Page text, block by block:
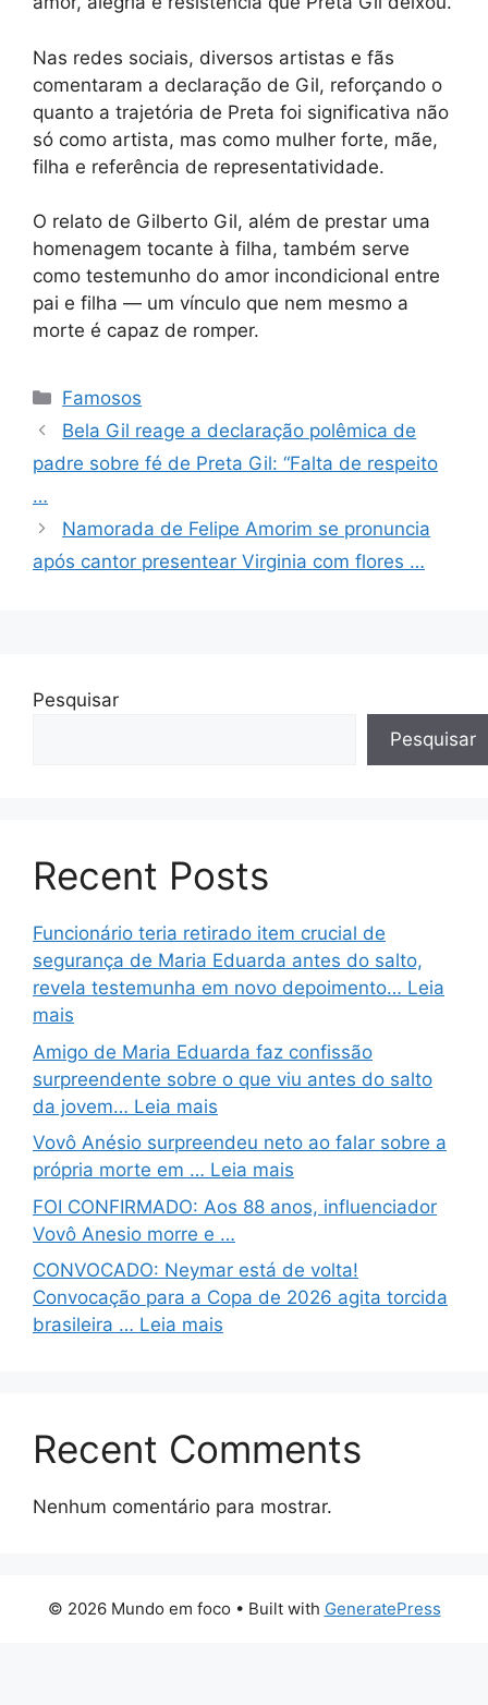
Nas redes sociais, diversos artistas e fãs
comentaram a declaração de Gil, reforçando o
quanto a trajetória de Preta foi significativa não
só como artista, mas como mulher forte, mãe,
filha e referência de representatividade.
O relato de Gilberto Gil, além de prestar uma
homenagem tocante à filha, também serve
como testemunho do amor incondicional entre
pai e filha — um vínculo que nem mesmo a
morte é capaz de romper.
Categorias
Famosos
Bela Gil reage a declaração polêmica de
padre sobre fé de Preta Gil: “Falta de respeito
…
Namorada de Felipe Amorim se pronuncia
após cantor presentear Virginia com flores …
Pesquisar
Pesquisar
Recent Posts
Funcionário teria retirado item crucial de
segurança de Maria Eduarda antes do salto,
revela testemunha em novo depoimento… Leia
mais
Amigo de Maria Eduarda faz confissão
surpreendente sobre o que viu antes do salto
da jovem… Leia mais
Vovô Anésio surpreendeu neto ao falar sobre a
própria morte em … Leia mais
FOI CONFIRMADO: Aos 88 anos, influenciador
Vovô Anesio morre e …
CONVOCADO: Neymar está de volta!
Convocação para a Copa de 2026 agita torcida
brasileira … Leia mais
Recent Comments
Nenhum comentário para mostrar.
© 2026 Mundo em foco • Built with GeneratePress